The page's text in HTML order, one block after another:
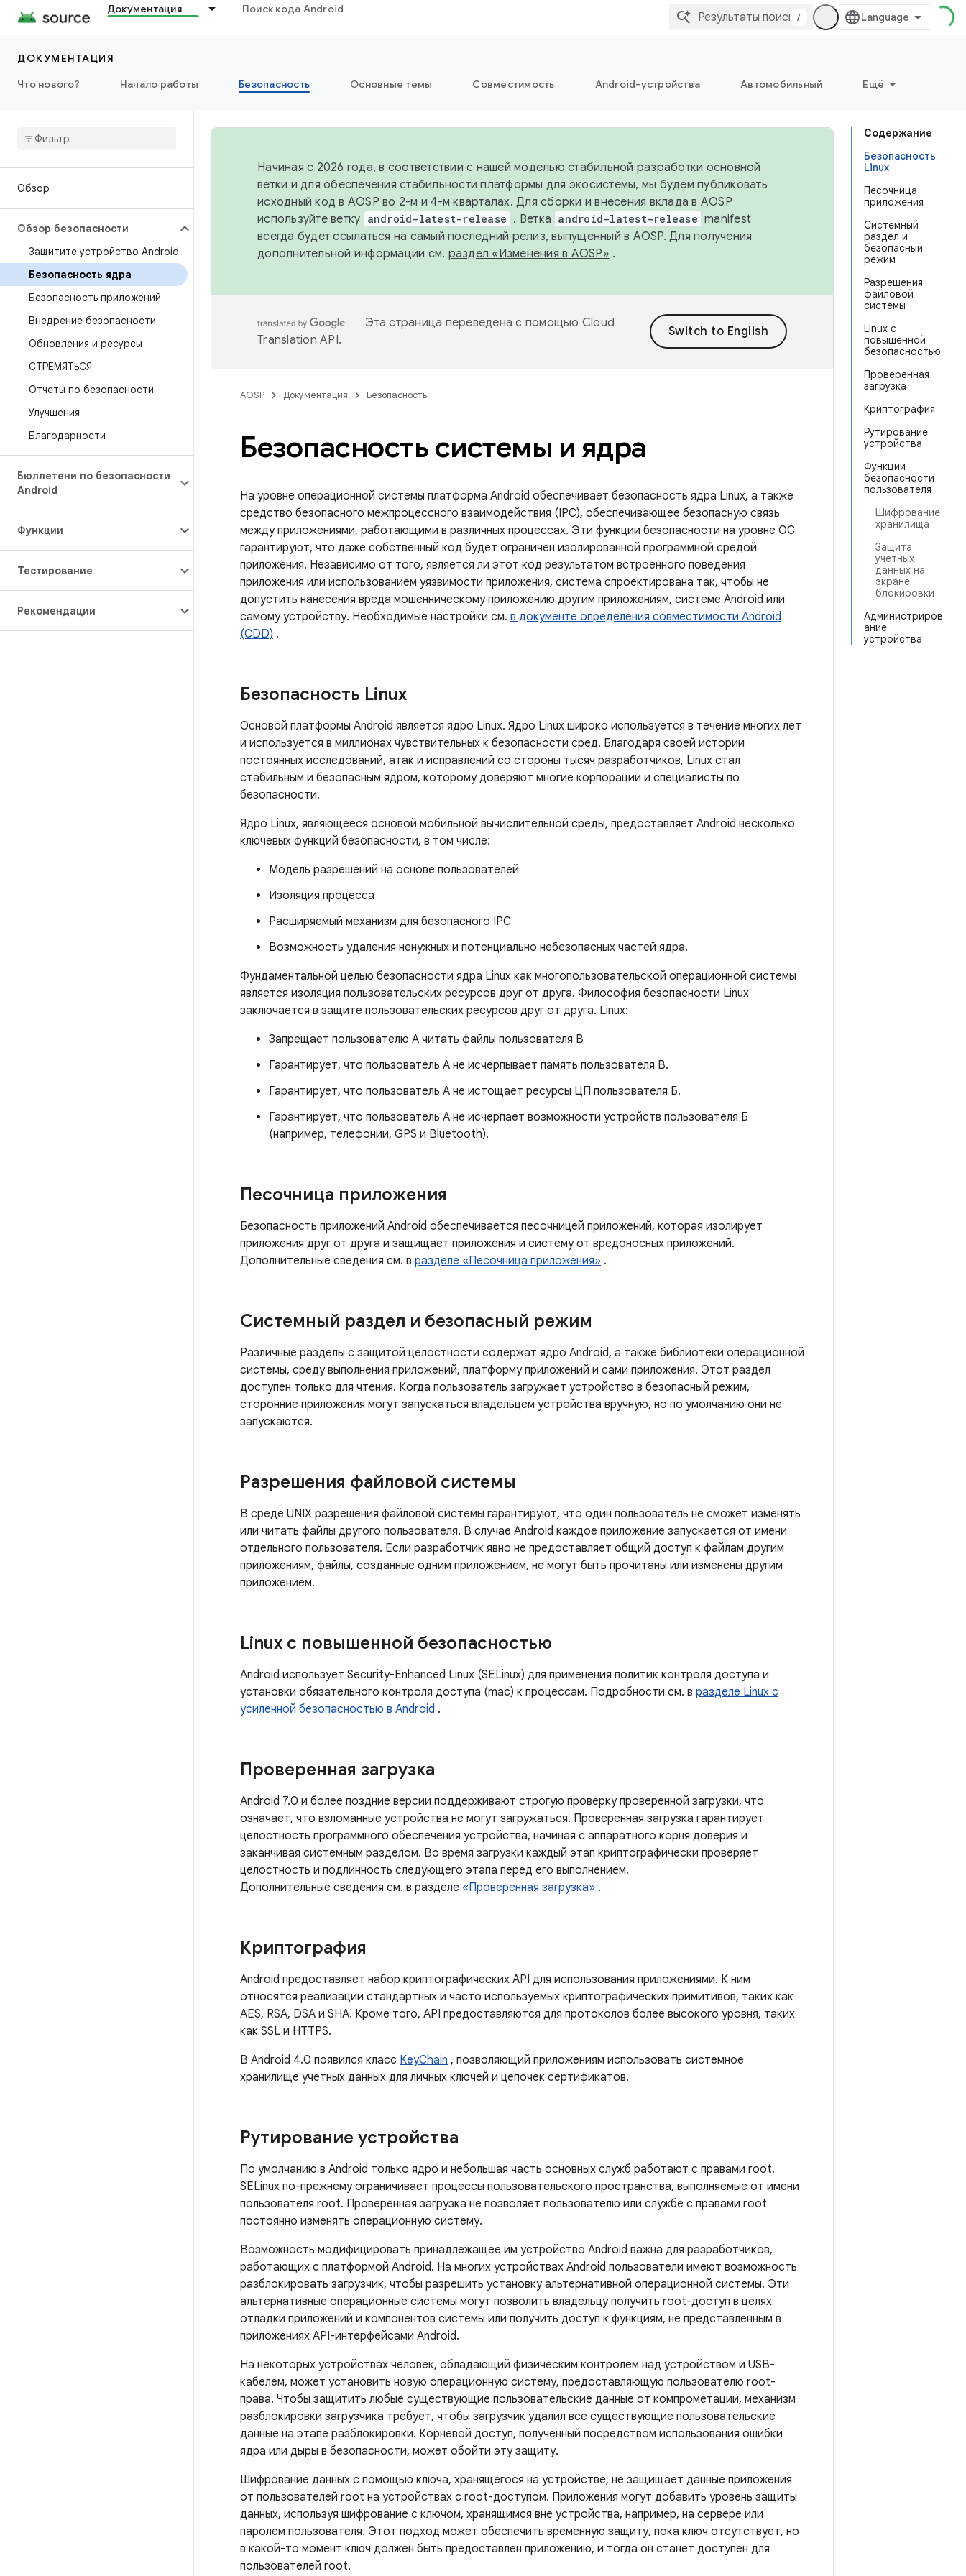
Документация Поиск кода Android
/
ДОКУМЕНТАЦИЯ
Что нового?
Начало работы Безопасность Основные темы Совместимость Android-устройства Автомобильный Ещё
Обзор
Обзор безопасности
Защитите устройство Android
Безопасность ядра
Безопасность приложений
Внедрение безопасности
Обновления и ресурсы
СТРЕМЯТЬСЯ
Отчеты по безопасности
Улучшения
Благодарности
Бюллетени по безопасности
Android
Функции
Тестирование
Рекомендации
Содержание
Безопасность
Linux
Песочница
приложения
Системный
раздел и
безопасный
режим
Разрешения
файловой
системы
Linux с
повышенной
безопасностью
Проверенная
загрузка
Криптография
Рутирование
устройства
Функции
безопасности
пользователя
Шифрование
хранилища
Защита
учетных
данных на
экране
блокировки
Администриров
ание
устройства
Начиная с 2026 года, в соответствии с нашей моделью стабильной разработки основной
ветки и для обеспечения стабильности платформы для экосистемы, мы будем публиковать
исходный код в AOSP во 2-м и 4-м кварталах. Для сборки и внесения вклада в AOSP
используйте ветку android-latest-release . Ветка android-latest-release manifest
всегда будет ссылаться на самый последний релиз, выпущенный в AOSP. Для получения
дополнительной информации см. раздел «Изменения в AOSP» .
Эта страница переведена с помощью Cloud
Translation API.
AOSP Документация Безопасность
Безопасность системы и ядра
На уровне операционной системы платформа Android обеспечивает безопасность ядра Linux, а также
средство безопасного межпроцессного взаимодействия (IPC), обеспечивающее безопасную связь
между приложениями, работающими в различных процессах. Эти функции безопасности на уровне ОС
гарантируют, что даже собственный код будет ограничен изолированной программной средой
приложения. Независимо от того, является ли этот код результатом встроенного поведения
приложения или использованием уязвимости приложения, система спроектирована так, чтобы не
допустить нанесения вреда мошенническому приложению другим приложениям, системе Android или
самому устройству. Необходимые настройки см. в документе определения совместимости Android
(CDD) .
Безопасность Linux
Основой платформы Android является ядро ​​Linux. Ядро Linux широко используется в течение многих лет
и используется в миллионах чувствительных к безопасности сред. Благодаря своей истории
постоянных исследований, атак и исправлений со стороны тысяч разработчиков, Linux стал
стабильным и безопасным ядром, которому доверяют многие корпорации и специалисты по
безопасности.
Ядро Linux, являющееся основой мобильной вычислительной среды, предоставляет Android несколько
ключевых функций безопасности, в том числе:
Модель разрешений на основе пользователей
Изоляция процесса
Расширяемый механизм для безопасного IPC
Возможность удаления ненужных и потенциально небезопасных частей ядра.
Фундаментальной целью безопасности ядра Linux как многопользовательской операционной системы
является изоляция пользовательских ресурсов друг от друга. Философия безопасности Linux
заключается в защите пользовательских ресурсов друг от друга. Linux:
Запрещает пользователю A читать файлы пользователя B
Гарантирует, что пользователь A не исчерпывает память пользователя B.
Гарантирует, что пользователь А не истощает ресурсы ЦП пользователя Б.
Гарантирует, что пользователь А не исчерпает возможности устройств пользователя Б
(например, телефонии, GPS и Bluetooth).
Песочница приложения
Безопасность приложений Android обеспечивается песочницей приложений, которая изолирует
приложения друг от друга и защищает приложения и систему от вредоносных приложений.
Дополнительные сведения см. в разделе «Песочница приложения» .
Системный раздел и безопасный режим
Различные разделы с защитой целостности содержат ядро ​​Android, а также библиотеки операционной
системы, среду выполнения приложений, платформу приложений и сами приложения. Этот раздел
доступен только для чтения. Когда пользователь загружает устройство в безопасный режим,
сторонние приложения могут запускаться владельцем устройства вручную, но по умолчанию они не
запускаются.
Разрешения файловой системы
В среде UNIX разрешения файловой системы гарантируют, что один пользователь не сможет изменять
или читать файлы другого пользователя. В случае Android каждое приложение запускается от имени
отдельного пользователя. Если разработчик явно не предоставляет общий доступ к файлам другим
приложениям, файлы, созданные одним приложением, не могут быть прочитаны или изменены другим
приложением.
Linux с повышенной безопасностью
Android использует Security-Enhanced Linux (SELinux) для применения политик контроля доступа и
установки обязательного контроля доступа (mac) к процессам. Подробности см. в разделе Linux с
усиленной безопасностью в Android .
Проверенная загрузка
Android 7.0 и более поздние версии поддерживают строгую проверку проверенной загрузки, что
означает, что взломанные устройства не могут загружаться. Проверенная загрузка гарантирует
целостность программного обеспечения устройства, начиная с аппаратного корня доверия и
заканчивая системным разделом. Во время загрузки каждый этап криптографически проверяет
целостность и подлинность следующего этапа перед его выполнением.
Дополнительные сведения см. в разделе «Проверенная загрузка» .
Криптография
Android предоставляет набор криптографических API для использования приложениями. К ним
относятся реализации стандартных и часто используемых криптографических примитивов, таких как
AES, RSA, DSA и SHA. Кроме того, API предоставляются для протоколов более высокого уровня, таких
как SSL и HTTPS.
В Android 4.0 появился класс KeyChain , позволяющий приложениям использовать системное
хранилище учетных данных для личных ключей и цепочек сертификатов.
Рутирование устройства
По умолчанию в Android только ядро ​​и небольшая часть основных служб работают с правами root.
SELinux по-прежнему ограничивает процессы пользовательского пространства, выполняемые от имени
пользователя root. Проверенная загрузка не позволяет пользователю или службе с правами root
постоянно изменять операционную систему.
Возможность модифицировать принадлежащее им устройство Android важна для разработчиков,
работающих с платформой Android. На многих устройствах Android пользователи имеют возможность
разблокировать загрузчик, чтобы разрешить установку альтернативной операционной системы. Эти
альтернативные операционные системы могут позволить владельцу получить root-доступ в целях
отладки приложений и компонентов системы или получить доступ к функциям, не представленным в
приложениях API-интерфейсами Android.
На некоторых устройствах человек, обладающий физическим контролем над устройством и USB-
кабелем, может установить новую операционную систему, предоставляющую пользователю root-
права. Чтобы защитить любые существующие пользовательские данные от компрометации, механизм
разблокировки загрузчика требует, чтобы загрузчик удалил все существующие пользовательские
данные на этапе разблокировки. Корневой доступ, полученный посредством использования ошибки
ядра или дыры в безопасности, может обойти эту защиту.
Шифрование данных с помощью ключа, хранящегося на устройстве, не защищает данные приложения
от пользователей root на устройствах с root-доступом. Приложения могут добавить уровень защиты
данных, используя шифрование с ключом, хранящимся вне устройства, например, на сервере или
паролем пользователя. Этот подход может обеспечить временную защиту, пока ключ отсутствует, но
в какой-то момент ключ должен быть предоставлен приложению, и тогда он станет доступен для
пользователей root.